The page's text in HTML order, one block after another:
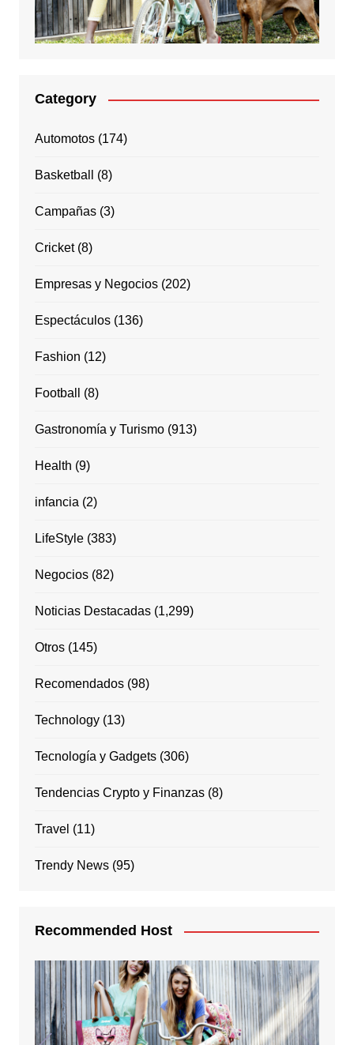
Category
Automotos(174)
Basketball (8)
Campañas(3)
Cricket(8)
Empresas y Negocios(202)
Espectáculos(136)
Fashion (12)
Football (8)
Gastronomía y Turismo(913)
Health (9)
infancia (2)
LifeStyle(383)
Negocios(82)
Noticias Destacadas(1,299)
Otros(145)
Recomendados(98)
Technology(13)
Tecnología y Gadgets(306)
Tendencias Crypto y Finanzas(8)
Travel (11)
Trendy News(95)
Recommended Host